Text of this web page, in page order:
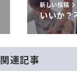
新しい投稿
いいか？
関連記事